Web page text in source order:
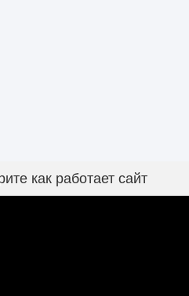
как работает сайт